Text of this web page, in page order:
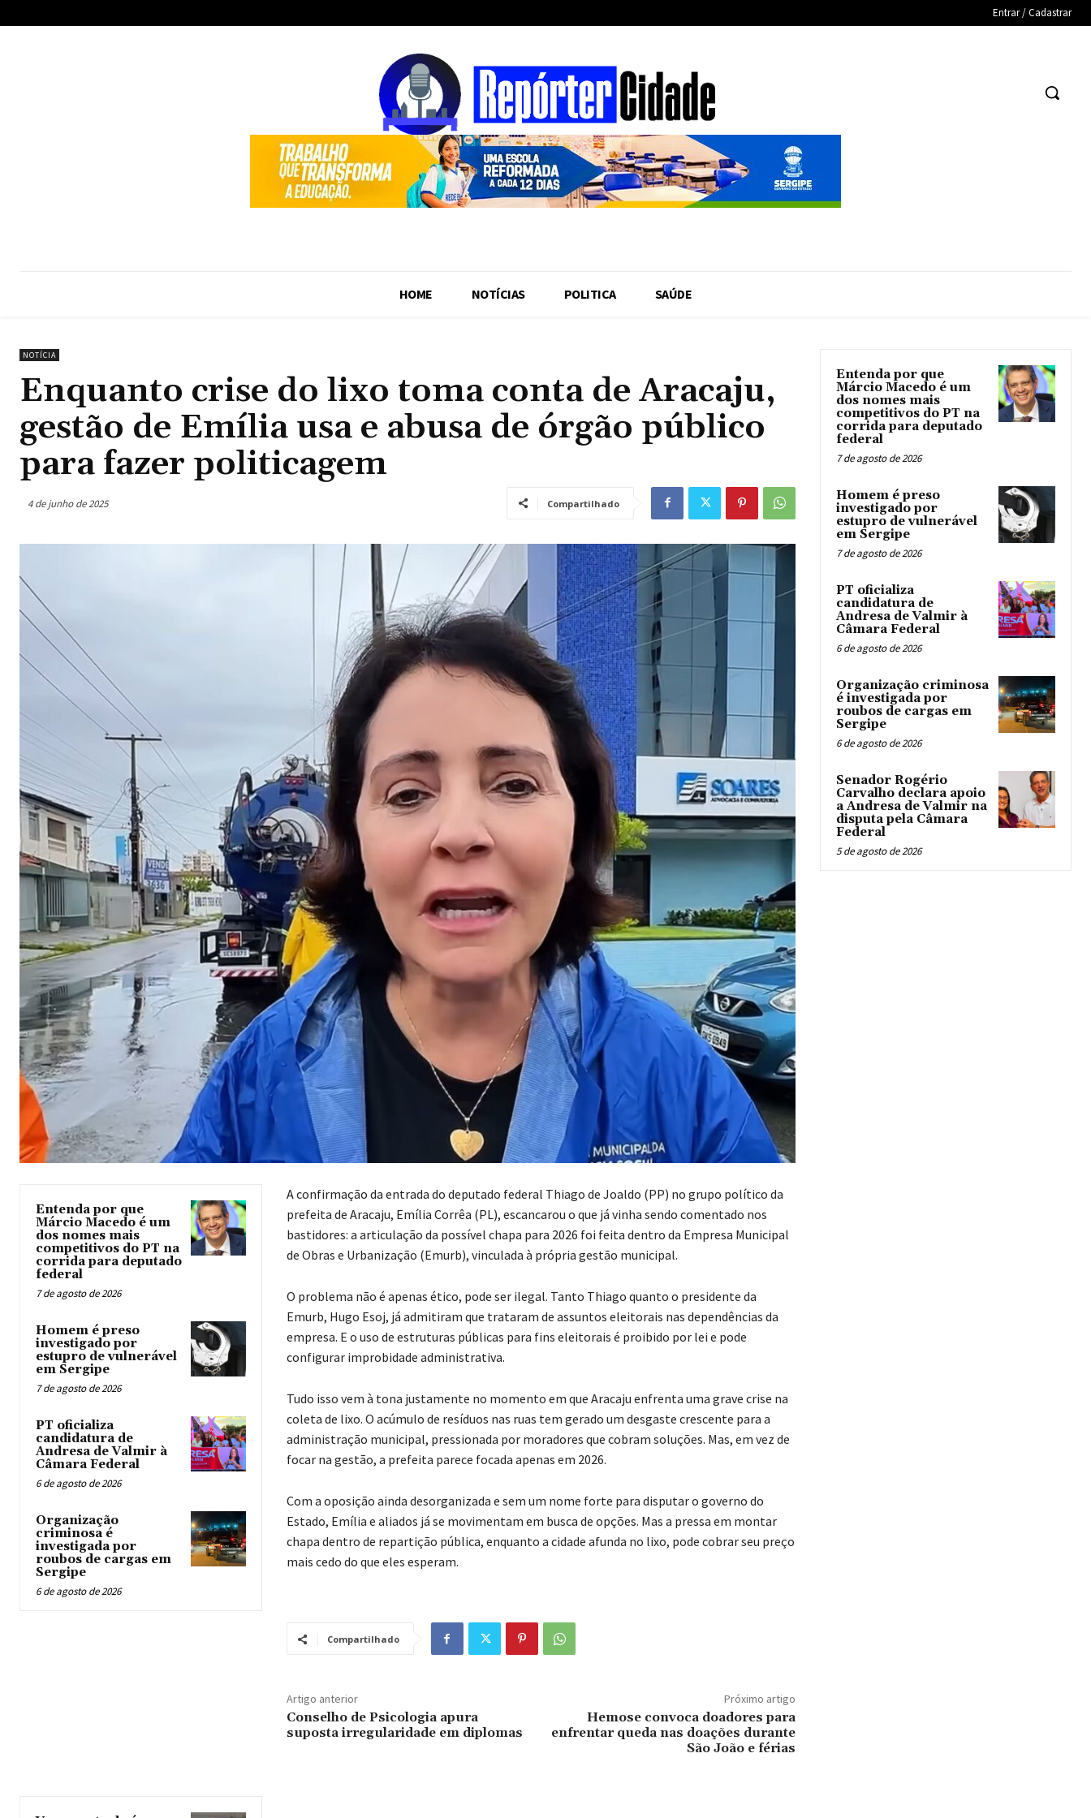
Entrar / Cadastrar
HOME NOTÍCIAS POLITICA SAÚDE
NOTÍCIA
Enquanto crise do lixo toma conta de Aracaju,
gestão de Emília usa e abusa de órgão público
para fazer politicagem
4 de junho de 2025 Compartilhado
Entenda por que
Márcio Macedo é um
dos nomes mais
competitivos do PT na
corrida para deputado
federal
7 de agosto de 2026
Homem é preso
investigado por
estupro de vulnerável
em Sergipe
7 de agosto de 2026
PT oficializa
candidatura de
Andresa de Valmir à
Câmara Federal
6 de agosto de 2026
Organização
criminosa é
investigada por
roubos de cargas em
Sergipe
6 de agosto de 2026
A confirmação da entrada do deputado federal Thiago de Joaldo (PP) no grupo político da
prefeita de Aracaju, Emília Corrêa (PL), escancarou o que já vinha sendo comentado nos
bastidores: a articulação da possível chapa para 2026 foi feita dentro da Empresa Municipal
de Obras e Urbanização (Emurb), vinculada à própria gestão municipal.
O problema não é apenas ético, pode ser ilegal. Tanto Thiago quanto o presidente da
Emurb, Hugo Esoj, já admitiram que trataram de assuntos eleitorais nas dependências da
empresa. E o uso de estruturas públicas para fins eleitorais é proibido por lei e pode
configurar improbidade administrativa.
Tudo isso vem à tona justamente no momento em que Aracaju enfrenta uma grave crise na
coleta de lixo. O acúmulo de resíduos nas ruas tem gerado um desgaste crescente para a
administração municipal, pressionada por moradores que cobram soluções. Mas, em vez de
focar na gestão, a prefeita parece focada apenas em 2026.
Com a oposição ainda desorganizada e sem um nome forte para disputar o governo do
Estado, Emília e aliados já se movimentam em busca de opções. Mas a pressa em montar
chapa dentro de repartição pública, enquanto a cidade afunda no lixo, pode cobrar seu preço
mais cedo do que eles esperam.
Compartilhado
Artigo anterior
Conselho de Psicologia apura
suposta irregularidade em diplomas
Próximo artigo
Hemose convoca doadores para
enfrentar queda nas doações durante
São João e férias
Entenda por que
Márcio Macedo é um
dos nomes mais
competitivos do PT na
corrida para deputado
federal
7 de agosto de 2026
Homem é preso
investigado por
estupro de vulnerável
em Sergipe
7 de agosto de 2026
PT oficializa
candidatura de
Andresa de Valmir à
Câmara Federal
6 de agosto de 2026
Organização criminosa
é investigada por
roubos de cargas em
Sergipe
6 de agosto de 2026
Senador Rogério
Carvalho declara apoio
a Andresa de Valmir na
disputa pela Câmara
Federal
5 de agosto de 2026